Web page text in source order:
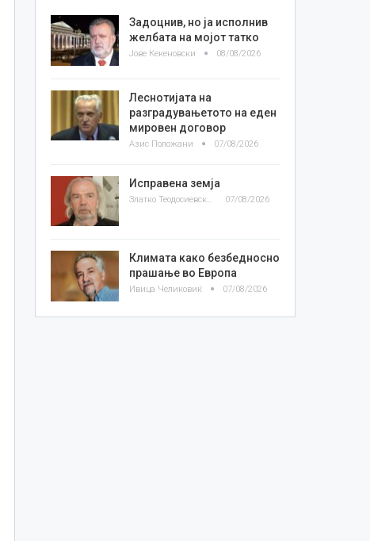
Задоцнив, но ја исполнив
желбата на мојот татко
Јове Кекеновски 08/08/2026
Леснотијата на
разградувањетото на еден
мировен договор
Азис Положани 07/08/2026
Исправена земја
Златко Теодосиевски 07/08/2026
Климата како безбедносно
прашање во Европа
Ивица Челиковиќ 07/08/2026